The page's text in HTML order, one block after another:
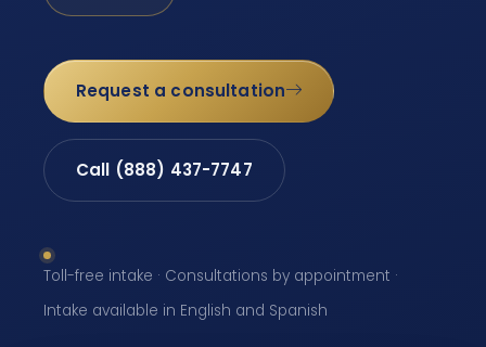
Request a consultation
Call (888) 437-7747
Toll-free intake · Consultations by appointment ·
Intake available in English and Spanish